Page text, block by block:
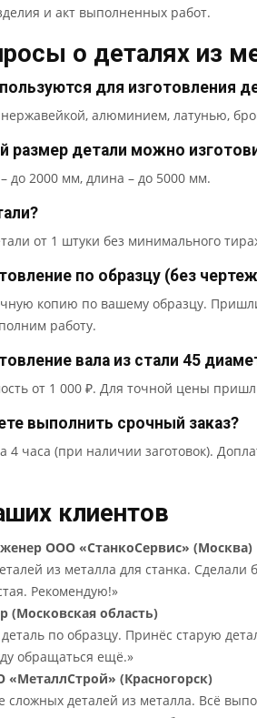
и акт выполненных работ.
о деталях из
для изготовления
алюминием, латунью,
размер детали можно
до 2000 мм, длина – до 5000 мм.
от 1 штуки без минимального
по образцу (без
копию по вашему образцу.
работу.
вала из стали 45
от 1 000 ₽. Для точной цены
выполнить срочный заказ?
4 часа (при наличии заготовок).
клиентов
ООО «СтанкоСервис» (Москва)
из металла для станка.
Рекомендую!»
(Московская область)
по образцу. Принёс старую
обращаться ещё.»
(Красногорск)
сложных деталей из металла. Всё